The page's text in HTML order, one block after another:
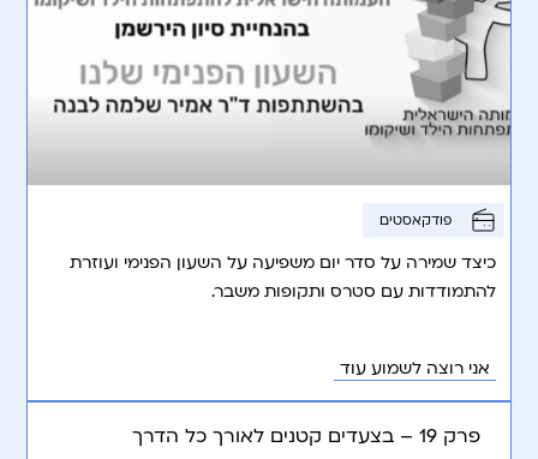
פודקאסטים
כיצד שמירה על סדר יום משפיעה על השעון הפנימי ועוזרת
להתמודדות עם סטרס ותקופות משבר.
אני רוצה לשמוע עוד
פרק 19 – בצעדים קטנים לאורך כל הדרך